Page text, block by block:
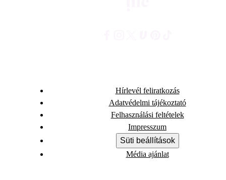
Hírlevél feliratkozás
Adatvédelmi tájékoztató
Felhasználási feltételek
Impresszum
Süti beállítások
Média ajánlat